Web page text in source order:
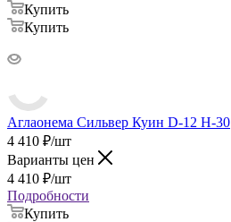
Купить
Купить
Аглаонема Сильвер Куин D-12 H-30
4 410 ₽/шт
Варианты цен
4 410 ₽/шт
Подробности
Купить